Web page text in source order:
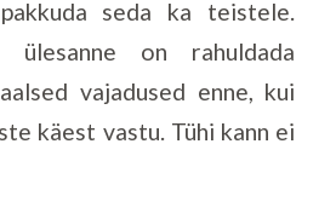
seda ka teistele.
ülesanne on rahuldada
vajadused enne, kui
käest vastu. Tühi kann ei